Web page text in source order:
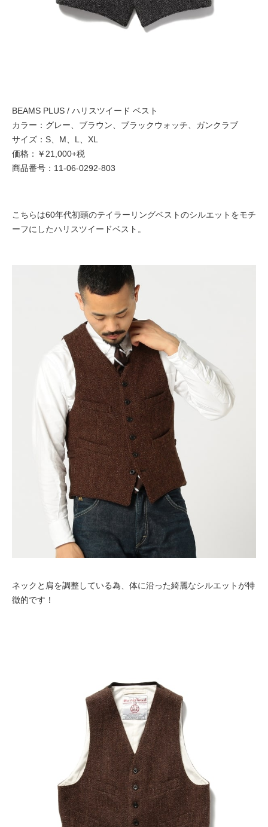
BEAMS PLUS / ハリスツイード ベスト
カラー：グレー、ブラウン、ブラックウォッチ、ガンクラブ
サイズ：S、M、L、XL
価格：￥21,000+税
商品番号：11-06-0292-803
こちらは60年代初頭のテイラーリングベストのシルエットをモチ
ーフにしたハリスツイードベスト。
ネックと肩を調整している為、体に沿った綺麗なシルエットが特
徴的です！